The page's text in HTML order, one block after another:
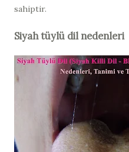
sahiptir.
Siyah tüylü dil nedenleri